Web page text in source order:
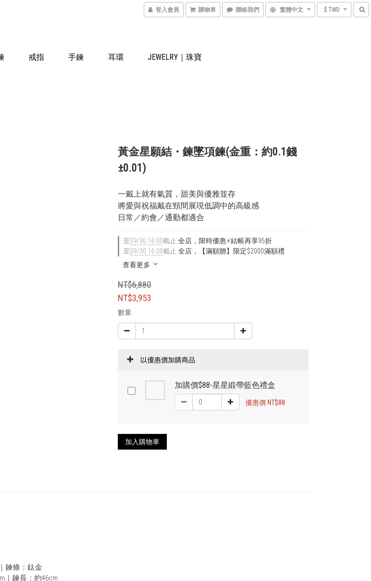
登入會員 購物車 聯絡我們 繁體中文 $ TWD
戒指 手鍊 耳環
JEWELRY｜珠寶
黃金星願結・鍊墜項鍊(金重：約0.1錢
±0.01)
一戴上就有氣質，甜美與優雅並存
將愛與祝福戴在頸間展現低調中的高級感
日常／約會／通勤都適合
至09/30 16:00截止 全店，限時優惠⚡結帳再享95折
至09/30 16:00截止 全店，【滿額贈】限定$2000滿額禮
查看更多
NT$6,880
NT$3,953
數量
以優惠價加購商品
加購價$88-星星緞帶藍色禮盒
優惠價 NT$88
加入購物車
鍊條：鈦金
｜鍊長：約46cm